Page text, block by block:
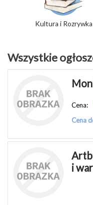
Kultura i Rozrywka
Wszystkie
Cena:
Cena
i